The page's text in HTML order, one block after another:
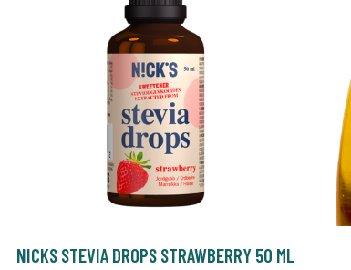
NICKS STEVIA DROPS STRAWBERRY 50 ML